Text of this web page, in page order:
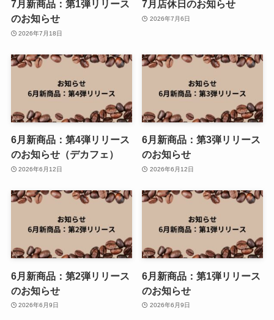
7月新商品：第1弾リリース
のお知らせ
2026年7月18日
7月店休日のお知らせ
2026年7月6日
6月新商品：第4弾リリース
のお知らせ（デカフェ）
2026年6月12日
6月新商品：第3弾リリース
のお知らせ
2026年6月12日
6月新商品：第2弾リリース
のお知らせ
2026年6月9日
6月新商品：第1弾リリース
のお知らせ
2026年6月9日